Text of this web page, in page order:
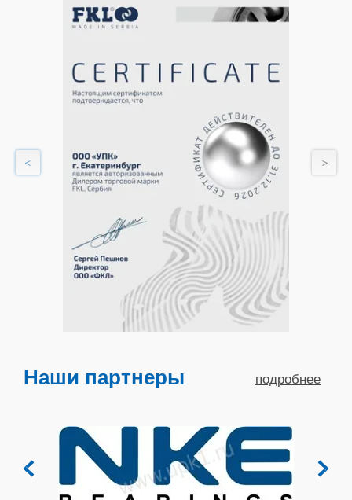
Наши партнеры подробнее